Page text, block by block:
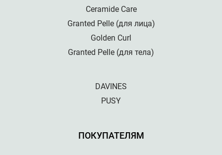
Ceramide Care
Granted Pelle (для лица)
Golden Curl
Granted Pelle (для тела)
DAVINES
PUSY
ПОКУПАТЕЛЯМ